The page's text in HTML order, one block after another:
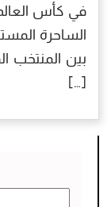
الساحرة
بين المنتخب
[…]